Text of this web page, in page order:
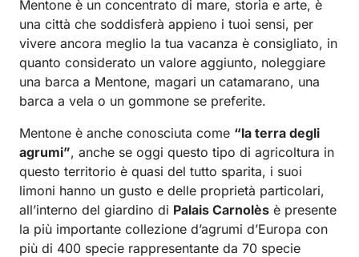
Mentone è un concentrato di mare, storia e arte, è
una città che soddisferà appieno i tuoi sensi, per
vivere ancora meglio la tua vacanza è consigliato, in
quanto considerato un valore aggiunto, noleggiare
una barca a Mentone, magari un catamarano, una
barca a vela o un gommone se preferite.
Mentone è anche conosciuta come “la terra degli
agrumi”, anche se oggi questo tipo di agricoltura in
questo territorio è quasi del tutto sparita, i suoi
limoni hanno un gusto e delle proprietà particolari,
all’interno del giardino di Palais Carnolès è presente
la più importante collezione d’agrumi d’Europa con
più di 400 specie rappresentante da 70 specie